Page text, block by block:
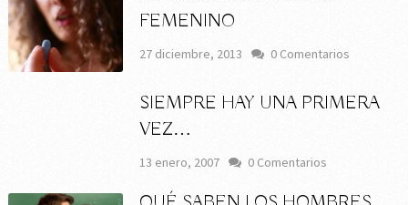
FEMENINO
27 diciembre, 2013 0 Comentarios
SIEMPRE HAY UNA PRIMERA
VEZ…
13 enero, 2007 0 Comentarios